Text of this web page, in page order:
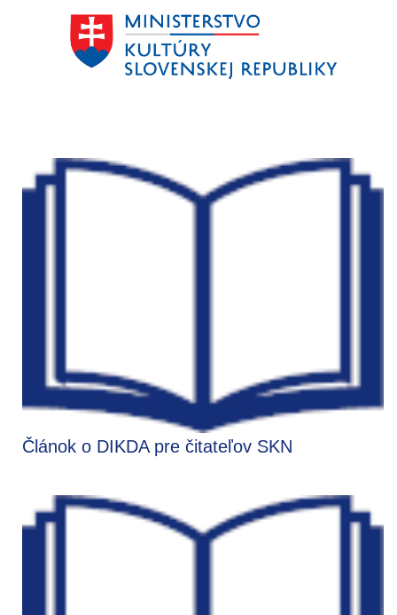
Článok o DIKDA pre čitateľov SKN